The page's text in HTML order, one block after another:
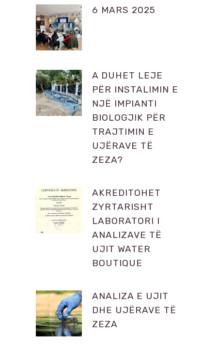
6 MARS 2025
A DUHET LEJE
PËR INSTALIMIN E
NJË IMPIANTI
BIOLOGJIK PËR
TRAJTIMIN E
UJËRAVE TË
ZEZA?
AKREDITOHET
ZYRTARISHT
LABORATORI I
ANALIZAVE TË
UJIT WATER
BOUTIQUE
ANALIZA E UJIT
DHE UJËRAVE TË
ZEZA